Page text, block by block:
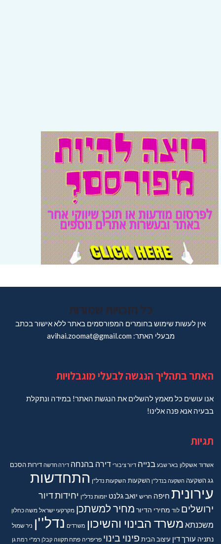
כל הזכויות שמורות
אין לעשות שימוש בחומרים המפורסמים באתר ללא אישור בכתב
מבעלי האתר: avihai.zoomat@gmail.com
האתר בתהליך הנגשה לבעלי מוגבלויות
אנו עושים כל מאמץ להשלים את הנגשת האתר! במידה ונתקלת
בבעיה אנא פנה אלינו!
תגיות
אשדוד אשקלון באר שבע בנייה דיור ציבורי דירה בהנחה דירה חדשה דירותהסכם
גגהשקעה השקעה בנדל"ן השקעות השקעות נדל"ן התחדשות
עירונית חיפה חריש יואב גלנט יזמות נדל"ן יחידות דיור
ירושלים לוד מחירי הדיור מחיר למשתכן מקרקעי ישראל משה כחלון
משכנתא משרד הבינוי והשיכון משרדים נדל''ן ניר שמול
נתניה עורך דין עיצוב הבית פינוי בינוי פריפריה פתח תקווה קבלן רמ"י רמת גן